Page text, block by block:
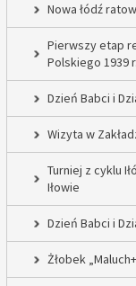
Nowa łódź
Pierwszy etap
Polskiego 1939
Dzień Babci i
Wizyta w
Turniej z cyklu
Iłowie
Dzień Babci i
Żłobek